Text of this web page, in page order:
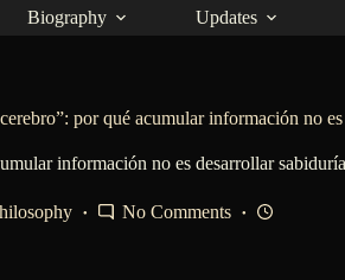
Biography Updates
por qué acumular información no
información no es desarrollar
No Comments